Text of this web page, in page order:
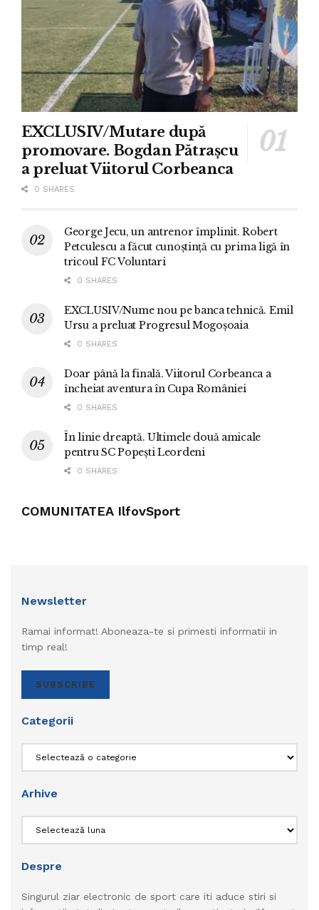
EXCLUSIV/Mutare după
promovare. Bogdan Pătrașcu
a preluat Viitorul Corbeanca
0 SHARES
George Jecu, un antrenor împlinit. Robert
Petculescu a făcut cunoștință cu prima ligă în
tricoul FC Voluntari
0 SHARES
EXCLUSIV/Nume nou pe banca tehnică. Emil
Ursu a preluat Progresul Mogoșoaia
0 SHARES
Doar până la finală. Viitorul Corbeanca a
încheiat aventura în Cupa României
0 SHARES
În linie dreaptă. Ultimele două amicale
pentru SC Popești Leordeni
0 SHARES
COMUNITATEA IlfovSport
Newsletter
Ramai informat! Aboneaza-te si primesti informatii in
timp real!
SUBSCRIBE
Categorii
Arhive
Despre
Singurul ziar electronic de sport care iti aduce stiri si